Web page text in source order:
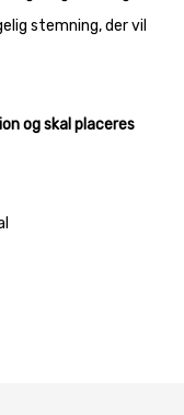
stemning, der vil
og skal placeres